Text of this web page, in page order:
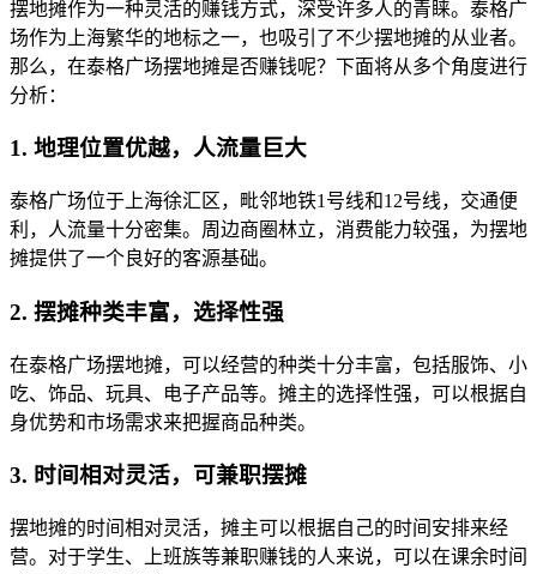
摆地摊作为一种灵活的赚钱方式，深受许多人的青睐。泰格广
场作为上海繁华的地标之一，也吸引了不少摆地摊的从业者。
那么，在泰格广场摆地摊是否赚钱呢？下面将从多个角度进行
分析：
1. 地理位置优越，人流量巨大
泰格广场位于上海徐汇区，毗邻地铁1号线和12号线，交通便
利，人流量十分密集。周边商圈林立，消费能力较强，为摆地
摊提供了一个良好的客源基础。
2. 摆摊种类丰富，选择性强
在泰格广场摆地摊，可以经营的种类十分丰富，包括服饰、小
吃、饰品、玩具、电子产品等。摊主的选择性强，可以根据自
身优势和市场需求来把握商品种类。
3. 时间相对灵活，可兼职摆摊
摆地摊的时间相对灵活，摊主可以根据自己的时间安排来经
营。对于学生、上班族等兼职赚钱的人来说，可以在课余时间